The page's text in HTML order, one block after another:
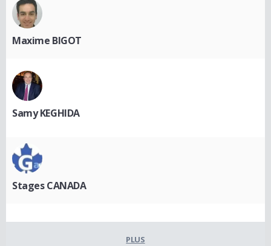
Maxime BIGOT
Samy KEGHIDA
Stages CANADA
PLUS